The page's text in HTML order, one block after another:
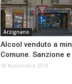
Arzignano
Alcool venduto a
Comune. Sanzione
18 Novembre 2019